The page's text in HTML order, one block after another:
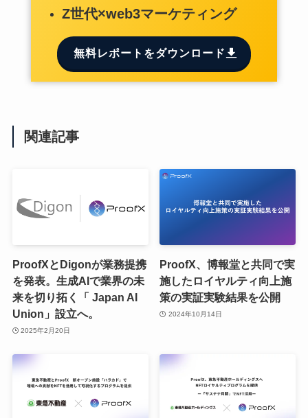
Z世代×web3マーケティング
無料レポートをダウンロード
関連記事
ProofXとDigonが業務提携
を発表。生成AIで業界の未
来を切り拓く「 Japan AI
Union」設立へ。
2025年2月20日
ProofX、博報堂と共同で実
施したロイヤルティ向上施
策の実証実験結果を公開
2024年10月14日